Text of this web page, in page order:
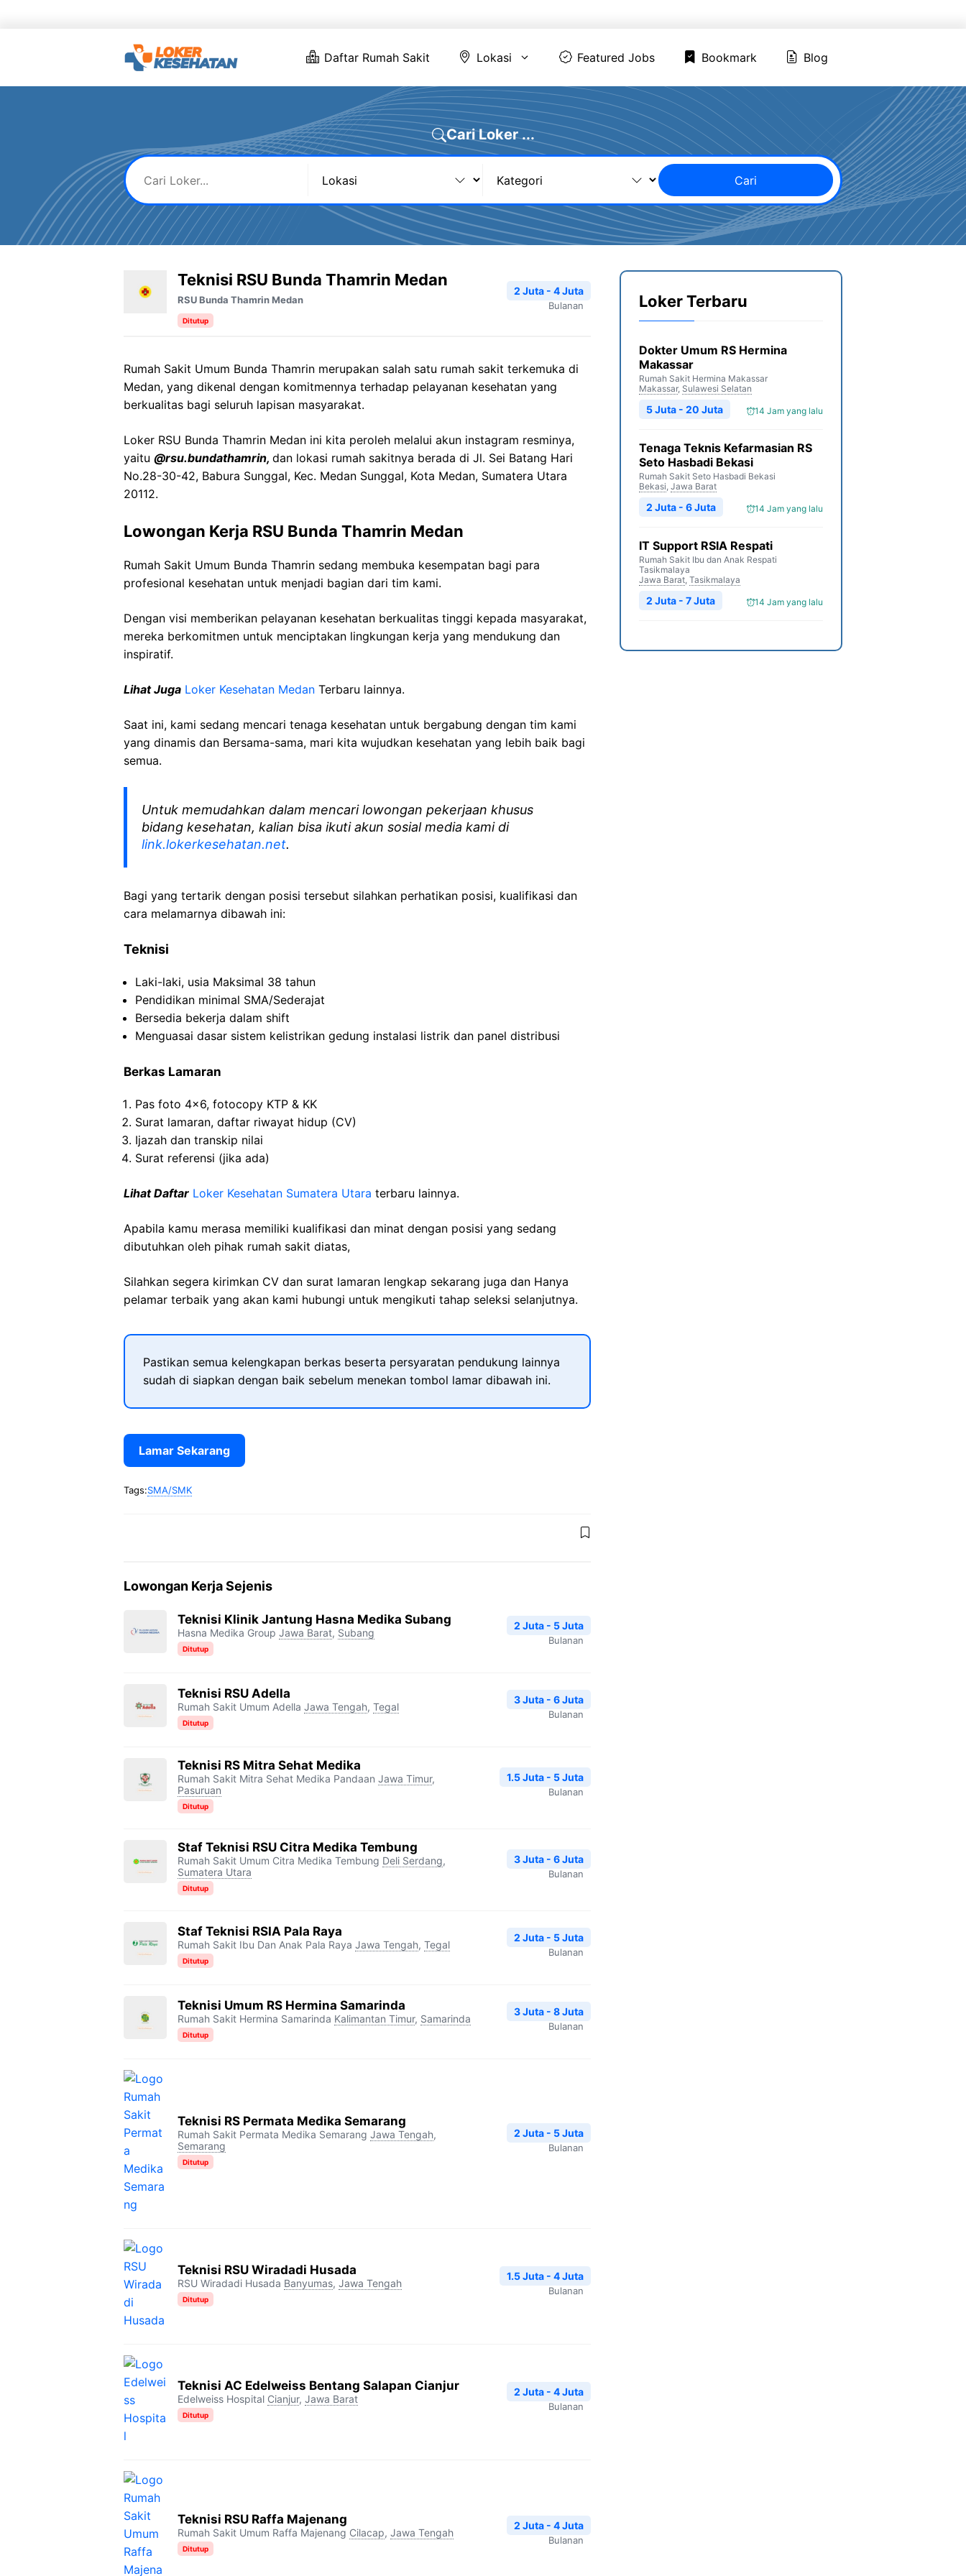
Daftar Rumah Sakit Lokasi Featured Jobs Bookmark Blog
Cari Loker ...
Cari
Teknisi RSU Bunda Thamrin Medan
RSU Bunda Thamrin Medan
Ditutup
2 Juta - 4 Juta
Bulanan
Rumah Sakit Umum Bunda Thamrin merupakan salah satu rumah sakit terkemuka di
Medan, yang dikenal dengan komitmennya terhadap pelayanan kesehatan yang
berkualitas bagi seluruh lapisan masyarakat.
Loker RSU Bunda Thamrin Medan ini kita peroleh melalui akun instagram resminya,
yaitu @rsu.bundathamrin, dan lokasi rumah sakitnya berada di Jl. Sei Batang Hari
No.28-30-42, Babura Sunggal, Kec. Medan Sunggal, Kota Medan, Sumatera Utara
20112.
Lowongan Kerja RSU Bunda Thamrin Medan
Rumah Sakit Umum Bunda Thamrin sedang membuka kesempatan bagi para
profesional kesehatan untuk menjadi bagian dari tim kami.
Dengan visi memberikan pelayanan kesehatan berkualitas tinggi kepada masyarakat,
mereka berkomitmen untuk menciptakan lingkungan kerja yang mendukung dan
inspiratif.
Lihat Juga Loker Kesehatan Medan Terbaru lainnya.
Saat ini, kami sedang mencari tenaga kesehatan untuk bergabung dengan tim kami
yang dinamis dan Bersama-sama, mari kita wujudkan kesehatan yang lebih baik bagi
semua.
Untuk memudahkan dalam mencari lowongan pekerjaan khusus
bidang kesehatan, kalian bisa ikuti akun sosial media kami di
link.lokerkesehatan.net.
Bagi yang tertarik dengan posisi tersebut silahkan perhatikan posisi, kualifikasi dan
cara melamarnya dibawah ini:
Teknisi
Laki-laki, usia Maksimal 38 tahun
Pendidikan minimal SMA/Sederajat
Bersedia bekerja dalam shift
Menguasai dasar sistem kelistrikan gedung instalasi listrik dan panel distribusi
Berkas Lamaran
Pas foto 4×6, fotocopy KTP & KK
Surat lamaran, daftar riwayat hidup (CV)
Ijazah dan transkip nilai
Surat referensi (jika ada)
Lihat Daftar Loker Kesehatan Sumatera Utara terbaru lainnya.
Apabila kamu merasa memiliki kualifikasi dan minat dengan posisi yang sedang
dibutuhkan oleh pihak rumah sakit diatas,
Silahkan segera kirimkan CV dan surat lamaran lengkap sekarang juga dan Hanya
pelamar terbaik yang akan kami hubungi untuk mengikuti tahap seleksi selanjutnya.
Pastikan semua kelengkapan berkas beserta persyaratan pendukung lainnya
sudah di siapkan dengan baik sebelum menekan tombol lamar dibawah ini.
Lamar Sekarang
Tags:SMA/SMK
Lowongan Kerja Sejenis
Teknisi Klinik Jantung Hasna Medika Subang
Hasna Medika Group Jawa Barat, Subang
Ditutup
2 Juta - 5 Juta
Bulanan
Teknisi RSU Adella
Rumah Sakit Umum Adella Jawa Tengah, Tegal
Ditutup
3 Juta - 6 Juta
Bulanan
Teknisi RS Mitra Sehat Medika
Rumah Sakit Mitra Sehat Medika Pandaan Jawa Timur,
Pasuruan
Ditutup
1.5 Juta - 5 Juta
Bulanan
Staf Teknisi RSU Citra Medika Tembung
Rumah Sakit Umum Citra Medika Tembung Deli Serdang,
Sumatera Utara
Ditutup
3 Juta - 6 Juta
Bulanan
Staf Teknisi RSIA Pala Raya
Rumah Sakit Ibu Dan Anak Pala Raya Jawa Tengah, Tegal
Ditutup
2 Juta - 5 Juta
Bulanan
Teknisi Umum RS Hermina Samarinda
Rumah Sakit Hermina Samarinda Kalimantan Timur, Samarinda
Ditutup
3 Juta - 8 Juta
Bulanan
Teknisi RS Permata Medika Semarang
Rumah Sakit Permata Medika Semarang Jawa Tengah,
Semarang
Ditutup
2 Juta - 5 Juta
Bulanan
Teknisi RSU Wiradadi Husada
RSU Wiradadi Husada Banyumas, Jawa Tengah
Ditutup
1.5 Juta - 4 Juta
Bulanan
Teknisi AC Edelweiss Bentang Salapan Cianjur
Edelweiss Hospital Cianjur, Jawa Barat
Ditutup
2 Juta - 4 Juta
Bulanan
Teknisi RSU Raffa Majenang
Rumah Sakit Umum Raffa Majenang Cilacap, Jawa Tengah
Ditutup
2 Juta - 4 Juta
Bulanan
Loker Terbaru
Dokter Umum RS Hermina
Makassar
Rumah Sakit Hermina Makassar
Makassar, Sulawesi Selatan
14 Jam yang lalu
5 Juta - 20 Juta
Tenaga Teknis Kefarmasian RS
Seto Hasbadi Bekasi
Rumah Sakit Seto Hasbadi Bekasi
Bekasi, Jawa Barat
14 Jam yang lalu
2 Juta - 6 Juta
IT Support RSIA Respati
Rumah Sakit Ibu dan Anak Respati
Tasikmalaya
Jawa Barat, Tasikmalaya
14 Jam yang lalu
2 Juta - 7 Juta